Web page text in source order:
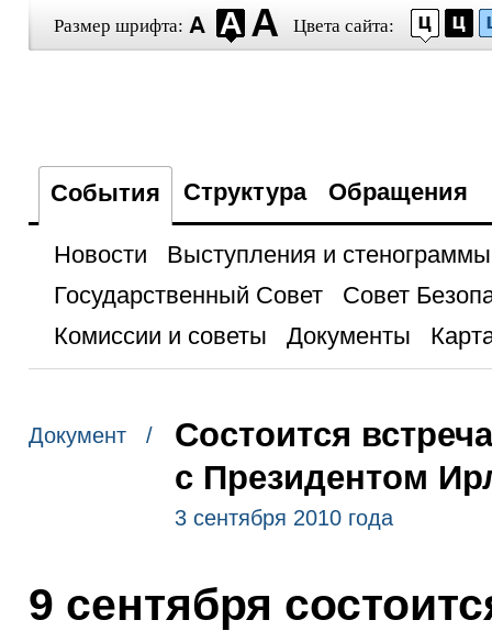
Размер шрифта: Цвета сайта:
События Структура Обращения
Новости
Выступления и стенограммы
Государственный Совет
Совет
Комиссии и советы
Документы
Документ /
Состоится
с Президентом
3 сентября 2010 года
9 сентября